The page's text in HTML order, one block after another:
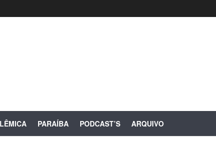
PARAÍBA PODCAST’S ARQUIVO